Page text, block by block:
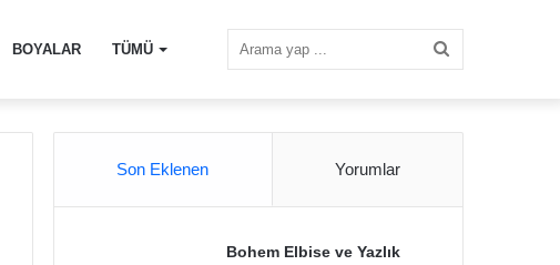
BOYALAR TÜMÜ
Son Eklenen Yorumlar
Bohem Elbise ve Yazlık